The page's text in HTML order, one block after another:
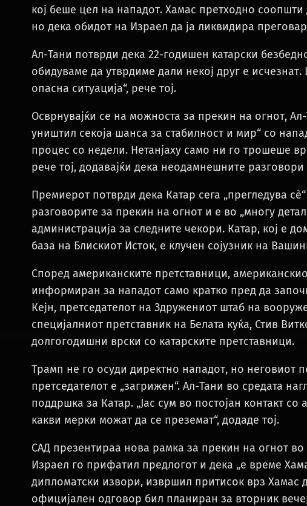
кој беше цел на нападот. Хамас претходно
но дека обидот на Израел да ја ликвидира
Ал-Тани потврди дека 22-годишен катарски
обидуваме да утврдиме дали некој друг е
опасна ситуација“, рече тој.
Осврнувајќи се на можноста за прекин на огнот,
уништил секоја шанса за стабилност и мир“ со
процес со недели. Нетанјаху само ни го трошеше
рече тој, додавајќи дека неодамнешните разговори
Премиерот потврди дека Катар сега „прегледува
разговорите за прекин на огнот и е во „многу
администрација за следните чекори. Катар, кој е
база на Блискиот Исток, е клучен сојузник на
Според американските претставници,
информиран за нападот само кратко пред да
Кејн, претседателот на Здружениот штаб на
специјалниот претставник на Белата куќа, Стив
долгогодишни врски со катарските претставници.
Трамп не го осуди директно нападот, но неговиот
претседателот е „загрижен“. Ал-Тани во средата
поддршка за Катар. „Јас сум во постојан контакт
какви мерки можат да се преземат“, додаде тој.
САД презентираа нова рамка за прекин на огнот
Израел го прифатил предлогот и дека „е време
дипломатски извори, извршил притисок врз Хамас
официјален одговор бил планиран за вторник